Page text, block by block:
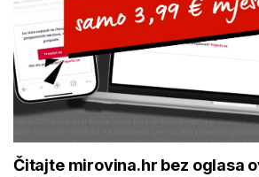
Čitajte mirovina.hr bez oglasa